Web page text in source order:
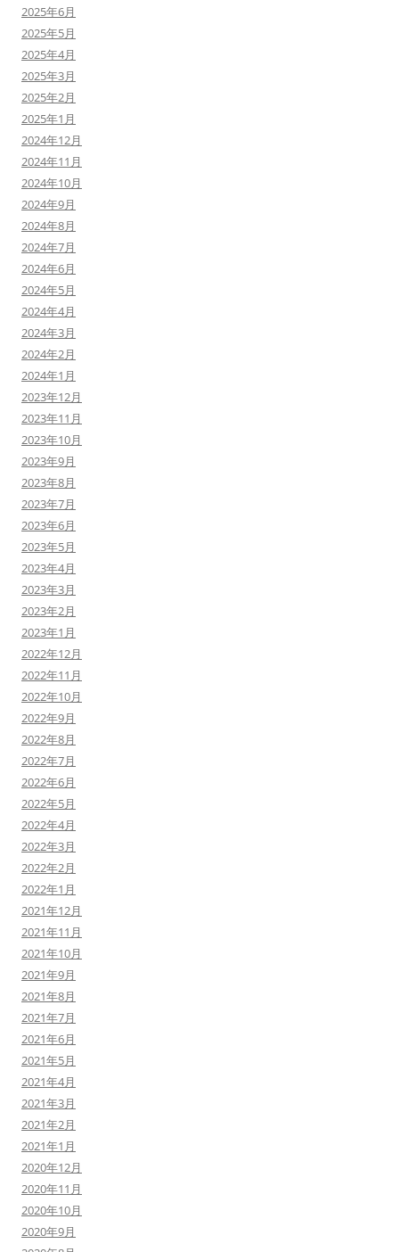
2025年6月
2025年5月
2025年4月
2025年3月
2025年2月
2025年1月
2024年12月
2024年11月
2024年10月
2024年9月
2024年8月
2024年7月
2024年6月
2024年5月
2024年4月
2024年3月
2024年2月
2024年1月
2023年12月
2023年11月
2023年10月
2023年9月
2023年8月
2023年7月
2023年6月
2023年5月
2023年4月
2023年3月
2023年2月
2023年1月
2022年12月
2022年11月
2022年10月
2022年9月
2022年8月
2022年7月
2022年6月
2022年5月
2022年4月
2022年3月
2022年2月
2022年1月
2021年12月
2021年11月
2021年10月
2021年9月
2021年8月
2021年7月
2021年6月
2021年5月
2021年4月
2021年3月
2021年2月
2021年1月
2020年12月
2020年11月
2020年10月
2020年9月